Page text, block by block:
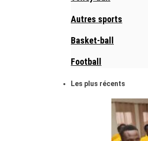
Autres sports
Basket-ball
Football
Les plus récents